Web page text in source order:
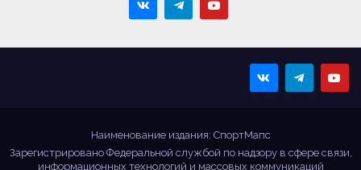
Наименование издания: СпортМапс
Зарегистрировано Федеральной службой по надзору в сфере связи,
информационных технологий и массовых коммуникаций